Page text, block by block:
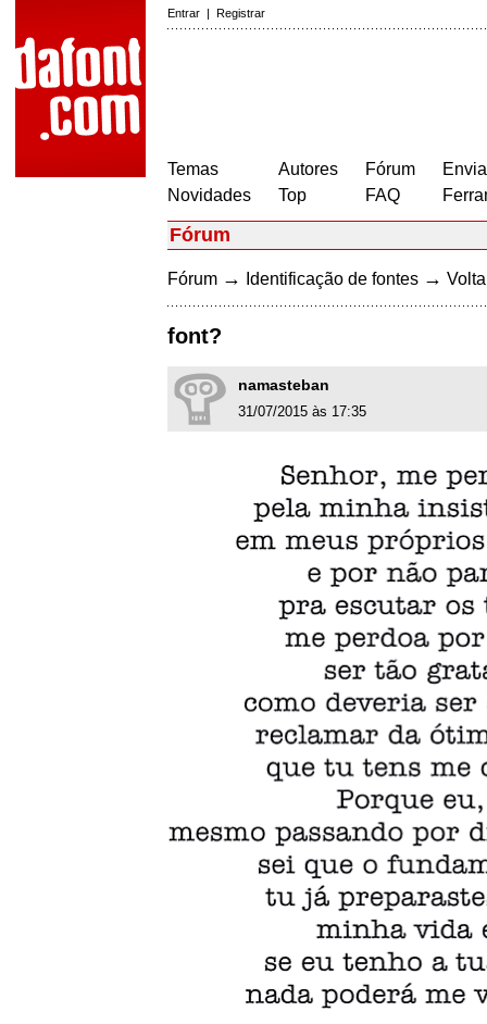
Entrar | Registrar
Temas
Novidades
Autores
Top
Fórum
FAQ
Fórum
Fórum → Identificação de fontes →
font?
namasteban
31/07/2015 às 17:35